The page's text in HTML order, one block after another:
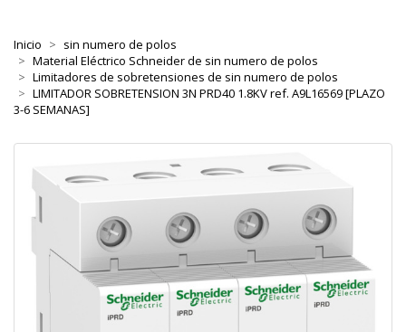
Inicio
sin numero de polos
Material Eléctrico Schneider de sin numero de polos
Limitadores de sobretensiones de sin numero de polos
LIMITADOR SOBRETENSION 3N PRD40 1.8KV ref. A9L16569 [PLAZO
3-6 SEMANAS]